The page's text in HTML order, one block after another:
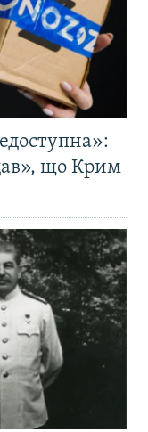
що Крим